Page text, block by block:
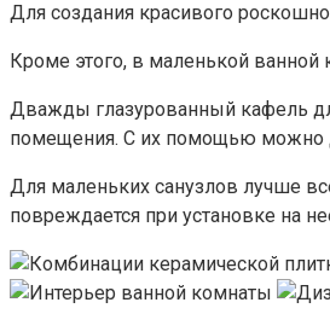
Для создания красивого
Кроме этого, в маленькой
Дважды глазурованный кафель
помещения. С их помощью можно
Для маленьких санузлов лучше
повреждается при установке на